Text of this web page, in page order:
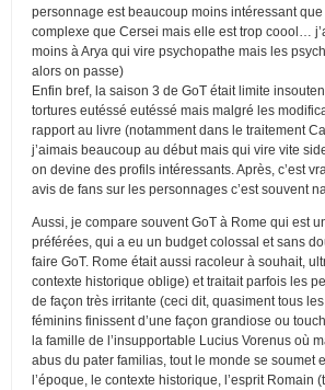
personnage est beaucoup moins intéressant
complexe que Cersei mais elle est trop coool…
moins à Arya qui vire psychopathe mais les
alors on passe)
Enfin bref, la saison 3 de GoT était limite
tortures eutéssé eutéssé mais malgré les
rapport au livre (notamment dans le traitement
j’aimais beaucoup au début mais qui vire vite
on devine des profils intéressants. Après, c’est
avis de fans sur les personnages c’est souvent
Aussi, je compare souvent GoT à Rome qui est
préférées, qui a eu un budget colossal et sans
faire GoT. Rome était aussi racoleur à souhait,
contexte historique oblige) et traitait parfois les
de façon très irritante (ceci dit, quasiment tous
féminins finissent d’une façon grandiose ou
la famille de l’insupportable Lucius Vorenus où
abus du pater familias, tout le monde se soumet
l’époque, le contexte historique, l’esprit Romain